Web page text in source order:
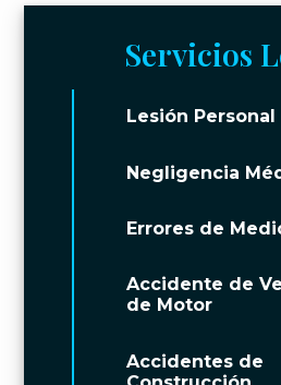
Servicios
Lesión Personal
Negligencia
Errores de
Accidente de
de Motor
Accidentes de